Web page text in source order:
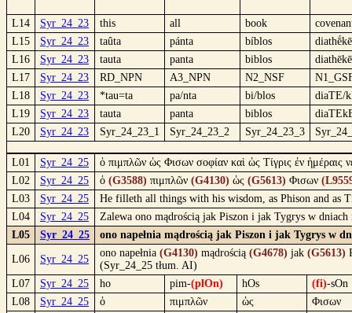
L14 Syr_24_23 this all book
L15
Syr_24_23 taûta pánta bíblos
L16
Syr_24_23 tauta panta biblos
L17
Syr_24_23 RD_NPN A3_NPN N2_NSF
L18
Syr_24_23 *tau=ta pa/nta bi/blos
diaTE/
L19
Syr_24_23 tauta panta biblos
L20
Syr_24_23 Syr_24_23_1 Syr_24_23_2 Syr_24_23_3
L01 Syr_24_25
ὁ πιμπλῶν ὡς Φισων σοφίαν καὶ ὡς Τίγρις ἐν ἡμέραις
L02
Syr_24_25 ὁ (G3588) πιμπλῶν (G4130) ὡς (G5613) Φισων
L03
Syr_24_25
He filleth all things with his wisdom, as Phison and as
L04
Syr_24_25
Zalewa ono mądrością jak Piszon i jak Tygrys w
L05
Syr_24_25 ono napełnia mądrością jak Piszon i jak Tygrys w
L06 Syr_24_25
ono napełnia (G4130) mądrością (G4678) jak (G5613)
(Syr_24_25 tłum. AI)
L07
Syr_24_25 ho pim-(plOn) hOs (fi)-sOn
L08
Syr_24_25 ὁ πιμπλῶν ὡς
Φισων